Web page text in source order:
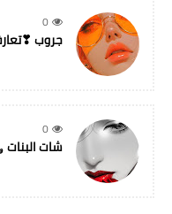
0
جروب
0
شات البنات